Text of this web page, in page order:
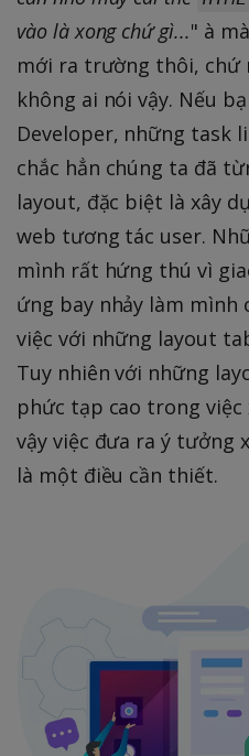
vào là xong chứ gì..." à
mới ra trường thôi, chứ
không ai nói vậy. Nếu
Developer, những task
chắc hẳn chúng ta đã
layout, đặc biệt là xây
web tương tác user.
mình rất hứng thú vì
ứng bay nhảy làm mình
việc với những layout
Tuy nhiên với những
phức tạp cao trong việc
vậy việc đưa ra ý tưởng
là một điều cần thiết.